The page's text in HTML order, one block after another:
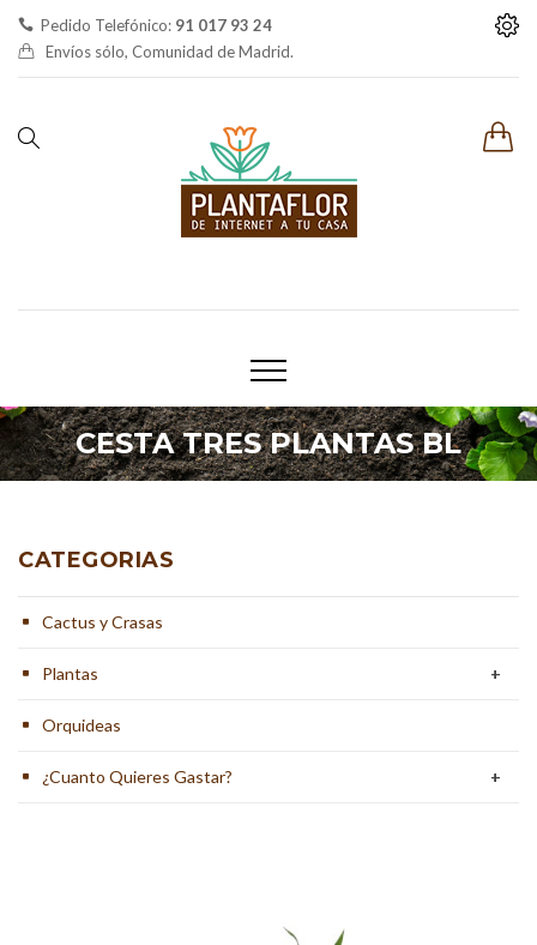
Pedido Telefónico: 91 017 93 24
Envíos sólo, Comunidad de Madrid.
CESTA TRES PLANTAS BL
CATEGORIAS
Cactus y Crasas
Plantas +
Orquideas
¿Cuanto Quieres Gastar? +